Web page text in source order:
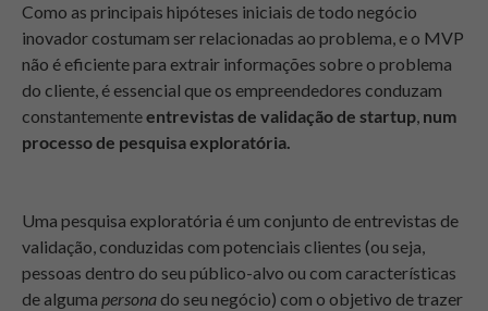
Como as principais hipóteses iniciais de todo negócio
inovador costumam ser relacionadas ao problema, e o MVP
não é eficiente para extrair informações sobre o problema
do cliente, é essencial que os empreendedores conduzam
constantementeentrevistas de validação de startup, num
processo de pesquisa exploratória.
Uma pesquisa exploratória é um conjunto de entrevistas de
validação, conduzidas com potenciais clientes (ou seja,
pessoas dentro do seu público-alvo ou com características
de alguma persona do seu negócio) com o objetivo de trazer